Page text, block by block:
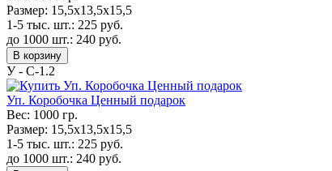
Размер: 15,5х13,5х15,5
1-5 тыс. шт.: 225 руб.
до 1000 шт.: 240 руб.
В корзину
У - С-1.2
Уп. Коробочка Ценный подарок
Вес: 1000 гр.
Размер: 15,5х13,5х15,5
1-5 тыс. шт.: 225 руб.
до 1000 шт.: 240 руб.